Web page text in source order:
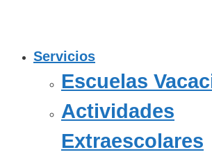
Servicios
Escuelas
Actividades
Extraescolares